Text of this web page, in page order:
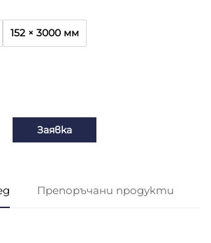
152 × 3000 мм
Заявка
Препоръчани продукти